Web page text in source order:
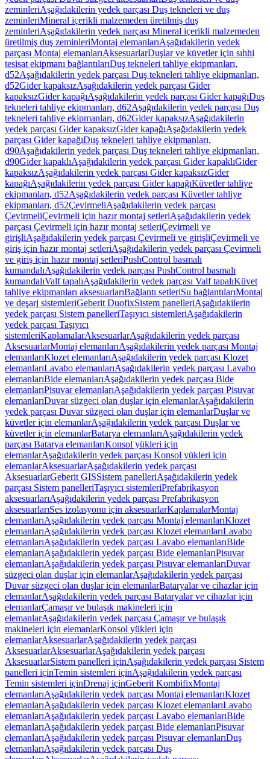
zeminleriAşağıdakilerin yedek parçası Duş tekneleri ve duş
zeminleriMineral içerikli malzemeden üretilmiş duş
zeminleriAşağıdakilerin yedek parçası Mineral içerikli malzemeden
üretilmiş duş zeminleriMontaj elemanlarıAşağıdakilerin yedek
parçası Montaj elemanlarıAksesuarlarDuşlar ve küvetler için sıhhi
tesisat ekipmanı bağlantılarıDuş tekneleri tahliye ekipmanları,
d52Aşağıdakilerin yedek parçası Duş tekneleri tahliye ekipmanları,
d52Gider kapaksızAşağıdakilerin yedek parçası Gider
kapaksızGider kapağıAşağıdakilerin yedek parçası Gider kapağıDuş
tekneleri tahliye ekipmanları, d62Aşağıdakilerin yedek parçası Duş
tekneleri tahliye ekipmanları, d62Gider kapaksızAşağıdakilerin
yedek parçası Gider kapaksızGider kapağıAşağıdakilerin yedek
parçası Gider kapağıDuş tekneleri tahliye ekipmanları,
d90Aşağıdakilerin yedek parçası Duş tekneleri tahliye ekipmanları,
d90Gider kapaklıAşağıdakilerin yedek parçası Gider kapaklıGider
kapaksızAşağıdakilerin yedek parçası Gider kapaksızGider
kapağıAşağıdakilerin yedek parçası Gider kapağıKüvetler tahliye
ekipmanları, d52Aşağıdakilerin yedek parçası Küvetler tahliye
ekipmanları, d52ÇevirmeliAşağıdakilerin yedek parçası
ÇevirmeliÇevirmeli için hazır montaj setleriAşağıdakilerin yedek
parçası Çevirmeli için hazır montaj setleriÇevirmeli ve
girişliAşağıdakilerin yedek parçası Çevirmeli ve girişliÇevirmeli ve
giriş için hazır montaj setleriAşağıdakilerin yedek parçası Çevirmeli
ve giriş için hazır montaj setleriPushControl basmalı
kumandalıAşağıdakilerin yedek parçası PushControl basmalı
kumandalıValf tapalıAşağıdakilerin yedek parçası Valf tapalıKüvet
tahliye ekipmanları aksesuarlarıBağlantı setleriSu bağlantılarıMontaj
ve deşarj sistemleriGeberit DuofixSistem panelleriAşağıdakilerin
yedek parçası Sistem panelleriTaşıyıcı sistemleriAşağıdakilerin
yedek parçası Taşıyıcı
sistemleriKaplamalarAksesuarlarAşağıdakilerin yedek parçası
AksesuarlarMontaj elemanlarıAşağıdakilerin yedek parçası Montaj
elemanlarıKlozet elemanlarıAşağıdakilerin yedek parçası Klozet
elemanlarıLavabo elemanlarıAşağıdakilerin yedek parçası Lavabo
elemanlarıBide elemanlarıAşağıdakilerin yedek parçası Bide
elemanlarıPisuvar elemanlarıAşağıdakilerin yedek parçası Pisuvar
elemanlarıDuvar süzgeci olan duşlar için elemanlarAşağıdakilerin
yedek parçası Duvar süzgeci olan duşlar için elemanlarDuşlar ve
küvetler için elemanlarAşağıdakilerin yedek parçası Duşlar ve
küvetler için elemanlarBatarya elemanlarıAşağıdakilerin yedek
parçası Batarya elemanlarıKonsol yükleri için
elemanlarAşağıdakilerin yedek parçası Konsol yükleri için
elemanlarAksesuarlarAşağıdakilerin yedek parçası
AksesuarlarGeberit GISSistem panelleriAşağıdakilerin yedek
parçası Sistem panelleriTaşıyıcı sistemleriPrefabrikasyon
aksesuarlarıAşağıdakilerin yedek parçası Prefabrikasyon
aksesuarlarıSes izolasyonu için aksesuarlarKaplamalarMontaj
elemanlarıAşağıdakilerin yedek parçası Montaj elemanlarıKlozet
elemanlarıAşağıdakilerin yedek parçası Klozet elemanlarıLavabo
elemanlarıAşağıdakilerin yedek parçası Lavabo elemanlarıBide
elemanlarıAşağıdakilerin yedek parçası Bide elemanlarıPisuvar
elemanlarıAşağıdakilerin yedek parçası Pisuvar elemanlarıDuvar
süzgeci olan duşlar için elemanlarAşağıdakilerin yedek parçası
Duvar süzgeci olan duşlar için elemanlarBataryalar ve cihazlar için
elemanlarAşağıdakilerin yedek parçası Bataryalar ve cihazlar için
elemanlarÇamaşır ve bulaşık makineleri için
elemanlarAşağıdakilerin yedek parçası Çamaşır ve bulaşık
makineleri için elemanlarKonsol yükleri için
elemanlarAksesuarlarAşağıdakilerin yedek parçası
AksesuarlarAksesuarlarAşağıdakilerin yedek parçası
AksesuarlarSistem panelleri içinAşağıdakilerin yedek parçası Sistem
panelleri içinTemin sistemleri içinAşağıdakilerin yedek parçası
Temin sistemleri içinDrenaj içinGeberit KombifixMontaj
elemanlarıAşağıdakilerin yedek parçası Montaj elemanlarıKlozet
elemanlarıAşağıdakilerin yedek parçası Klozet elemanlarıLavabo
elemanlarıAşağıdakilerin yedek parçası Lavabo elemanlarıBide
elemanlarıAşağıdakilerin yedek parçası Bide elemanlarıPisuvar
elemanlarıAşağıdakilerin yedek parçası Pisuvar elemanlarıDuş
elemanlarıAşağıdakilerin yedek parçası Duş